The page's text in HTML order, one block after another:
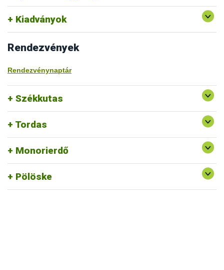
Kiadványok
Rendezvények
Rendezvénynaptár
Székkutas
Tordas
Monorierdő
Pölöske